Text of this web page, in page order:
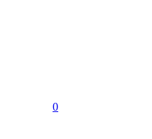
0